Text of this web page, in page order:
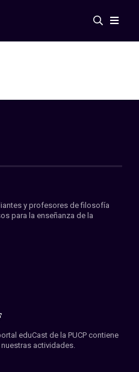
y profesores de filosofía
para la enseñanza de la
eduCast de la PUCP contiene
actividades.